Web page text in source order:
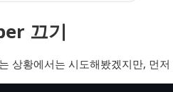
끄기
상황에서는 시도해봤겠지만, 먼